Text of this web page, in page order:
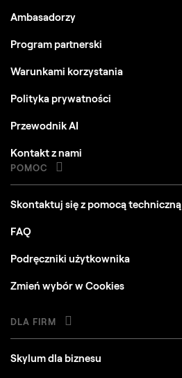
Ambasadorzy
Program partnerski
Warunkami korzystania
Polityka prywatności
Przewodnik AI
Kontakt z nami
POMOC
Skontaktuj się z pomocą techniczną
FAQ
Podręczniki użytkownika
Zmień wybór w Cookies
DLA FIRM
Skylum dla biznesu